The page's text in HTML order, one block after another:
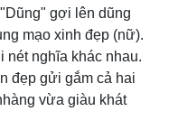
gợi lên dũng
mạo xinh đẹp (nữ).
nét nghĩa khác nhau.
đẹp gửi gắm cả hai
vừa giàu khát